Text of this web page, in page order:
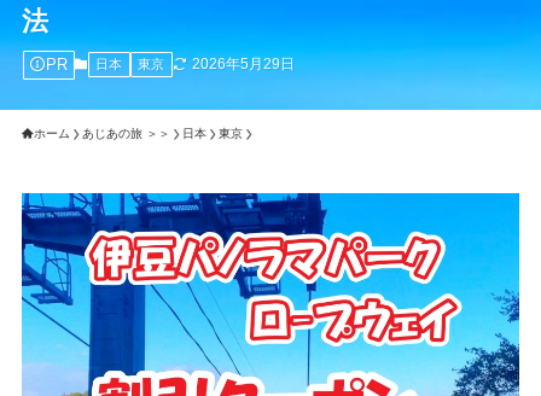
法
PR 日本 東京 2026年5月29日
ホーム あじあの旅 ＞＞ 日本 東京